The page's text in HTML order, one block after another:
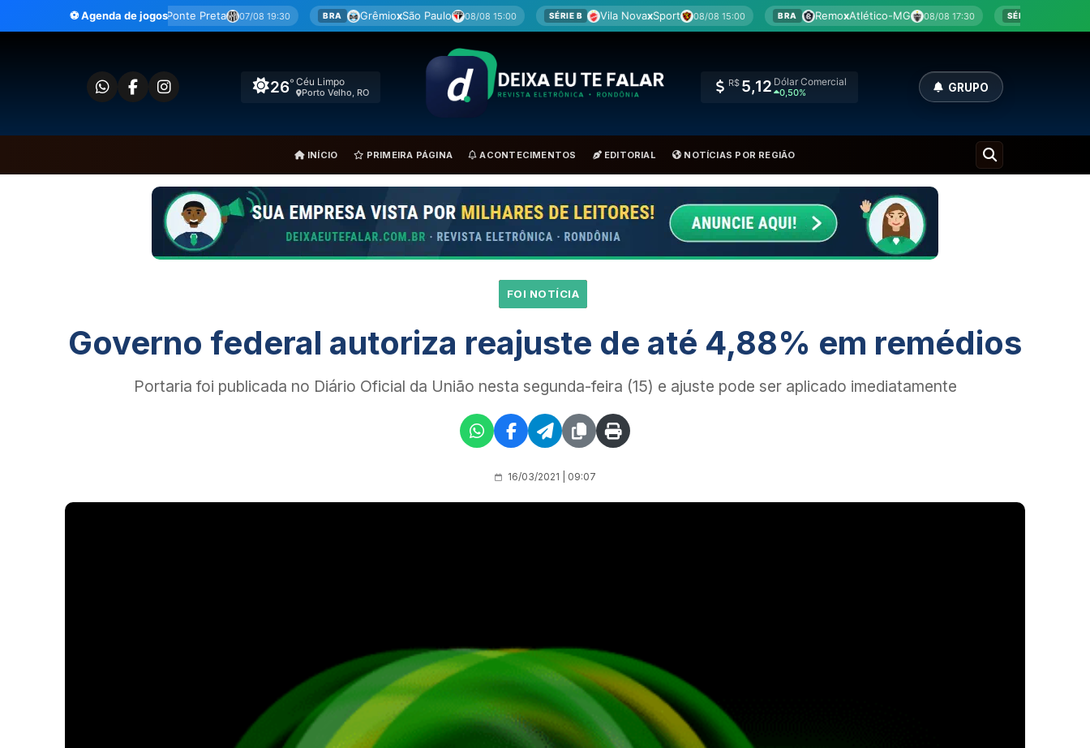
para
⚽ Agenda de jogos
Ponte Preta 07/08 19:30 BRA Grêmiox São Paulo 08/08 15:00 SÉRIE B Vila Novax Sport 08/08 15:00 BRA RemoxAtlético-MG 08/08 17:30 SÉRIE B Botafogo-SPxAmérica-MG
26° Céu Limpo
Porto Velho, RO
R$ 5,12 Dólar Comercial
0,50% GRUPO
INÍCIO PRIMEIRA PÁGINA ACONTECIMENTOS EDITORIAL NOTÍCIAS POR REGIÃO
FOI NOTÍCIA
Governo federal autoriza reajuste de até 4,88% em remédios
Portaria foi publicada no Diário Oficial da União nesta segunda-feira (15) e ajuste pode ser aplicado imediatamente
16/03/2021 | 09:07